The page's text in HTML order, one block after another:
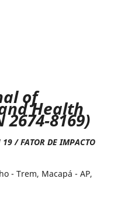
of
Health
2674-8169)
/ FATOR DE IMPACTO
- Trem, Macapá - AP,